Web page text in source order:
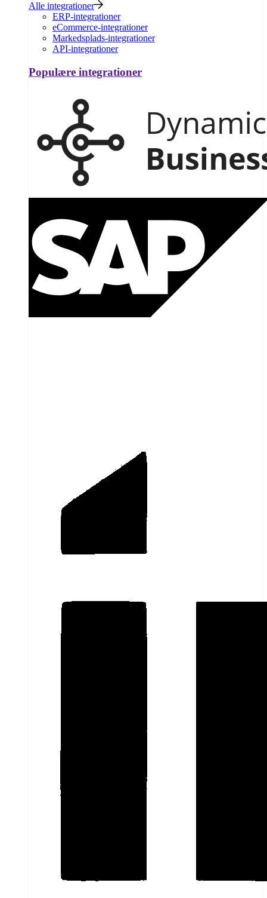
Alle integrationer
ERP-integrationer
eCommerce-integrationer
Markedsplads-integrationer
API-integrationer
Populære integrationer